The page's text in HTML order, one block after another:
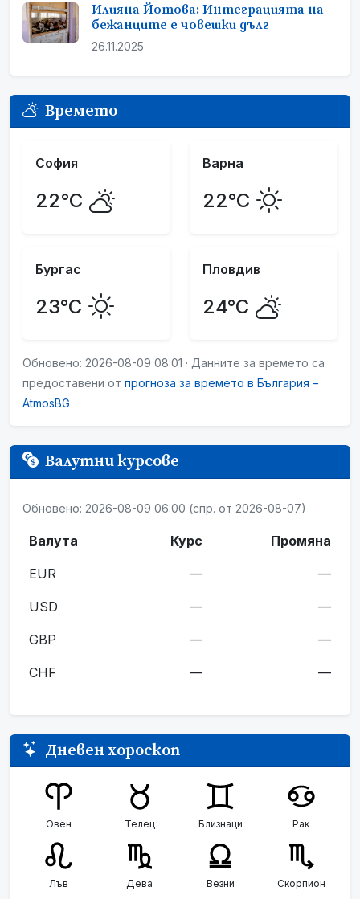
Илияна Йотова: Интеграцията на
бежанците е човешки дълг
26.11.2025
Времето
София
22°C
Варна
22°C
Бургас
23°C
Пловдив
24°C
Обновено: 2026-08-09 08:01 · Данните за времето са
предоставени от прогноза за времето в България –
AtmosBG
Валутни курсове
Валута Курс Промяна
EUR — —
USD — —
GBP — —
CHF — —
Обновено: 2026-08-09 06:00 (спр. от 2026-08-07)
Дневен хороскоп
Овен Телец Близнаци Рак
Лъв Дева Везни Скорпион